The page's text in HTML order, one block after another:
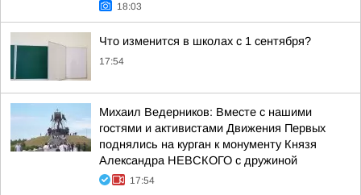
18:03
Что изменится в школах с 1 сентября?
17:54
Михаил Ведерников: Вместе с нашими
гостями и активистами Движения Первых
поднялись на курган к монументу Князя
Александра НЕВСКОГО с дружиной
17:54